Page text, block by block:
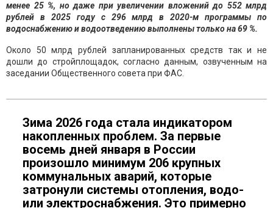
менее 25 %, но даже при увеличении вложений до 552 млрд
рублей в 2025 году с 296 млрд в 2020-м программы по
водоснабжению и водоотведению выполнены только на 69 %.
Около 50 млрд рублей запланированных средств так и не
дошли до стройплощадок, согласно данным, озвученным на
заседании Общественного совета при ФАС.
Зима 2026 года стала индикатором
накопленных проблем. За первые
восемь дней января в России
произошло минимум 206 крупных
коммунальных аварий, которые
затронули системы отопления, водо-
или электроснабжения. Это примерно